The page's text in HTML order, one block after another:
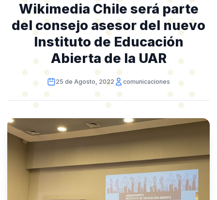
Wikimedia Chile será parte
del consejo asesor del nuevo
Instituto de Educación
Abierta de la UAR
25 de Agosto, 2022 comunicaciones